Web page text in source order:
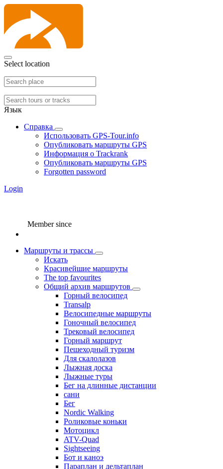
Select location
Язык
Справка
Использовать GPS-Tour.info
Опубликовать маршруты GPS
Информация о Trackrank
Опубликовать маршруты GPS
Forgotten password
Login
Member since
Маршруты и трассы
Искать
Красивейшие маршруты
The top favourites
Общий архив маршрутов
Горный велосипед
Transalp
Велосипедные маршруты
Гоночный велосипед
Трековый велосипед
Горный маршрут
Пешеходный туризм
Для скалолазов
Лыжная доска
Лыжные туры
Бег на длинные дистанции
сани
Бег
Nordic Walking
Роликовые коньки
Мотоцикл
ATV-Quad
Sightseeing
Бот и каноэ
Параплан и дельтаплан